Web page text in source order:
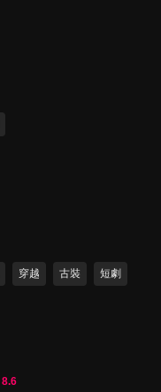
穿越 古裝 短劇
8.6